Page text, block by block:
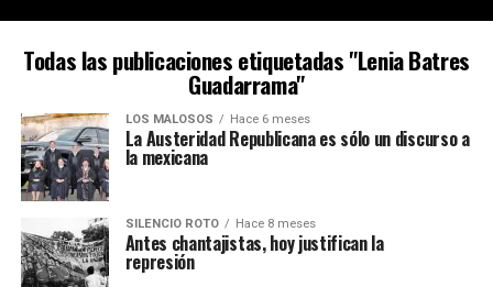
Todas las publicaciones etiquetadas "Lenia Batres
Guadarrama"
LOS MALOSOS Hace 6 meses
La Austeridad Republicana es sólo un discurso a
la mexicana
SILENCIO ROTO Hace 8 meses
Antes chantajistas, hoy justifican la
represión